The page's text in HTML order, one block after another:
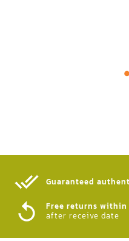
Guaranteed
Free returns within
after receive date